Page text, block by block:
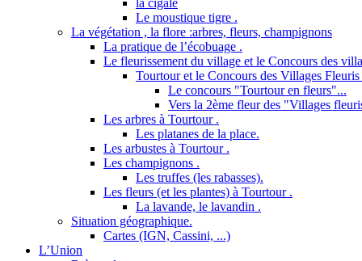
la cigale
Le moustique tigre .
La végétation , la flore :arbres, fleurs, champignons
La pratique de l’écobuage .
Le fleurissement du village et le Concours des
Tourtour et le Concours des Villages Fleuris
Le concours "Tourtour en fleurs"...
Vers la 2ème fleur des "Villages
Les arbres à Tourtour .
Les platanes de la place.
Les arbustes à Tourtour .
Les champignons .
Les truffes (les rabasses).
Les fleurs (et les plantes) à Tourtour .
La lavande, le lavandin .
Situation géographique.
Cartes (IGN, Cassini, ...)
L’Union